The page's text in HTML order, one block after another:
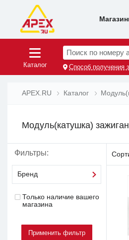
Каталог
Поиск по номеру
Способ получения
APEX.RU Каталог
Модуль(катушка)
Фильтры:
Бренд
Только наличие вашего
магазина